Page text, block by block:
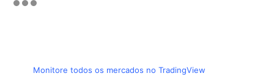
Monitore todos os mercados no TradingView